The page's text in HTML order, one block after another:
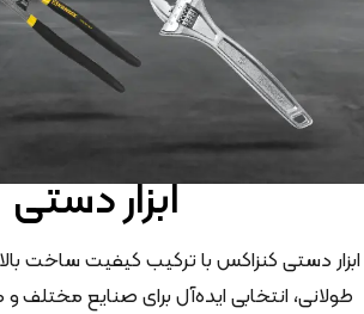
ابزار دستی
ابزار دستی کنزاکس با ترکیب کیفیت ساخت
طولانی، انتخابی ایده‌آل برای صنایع